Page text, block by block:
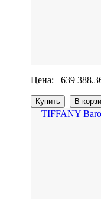
Цена: 639
TIFFANY